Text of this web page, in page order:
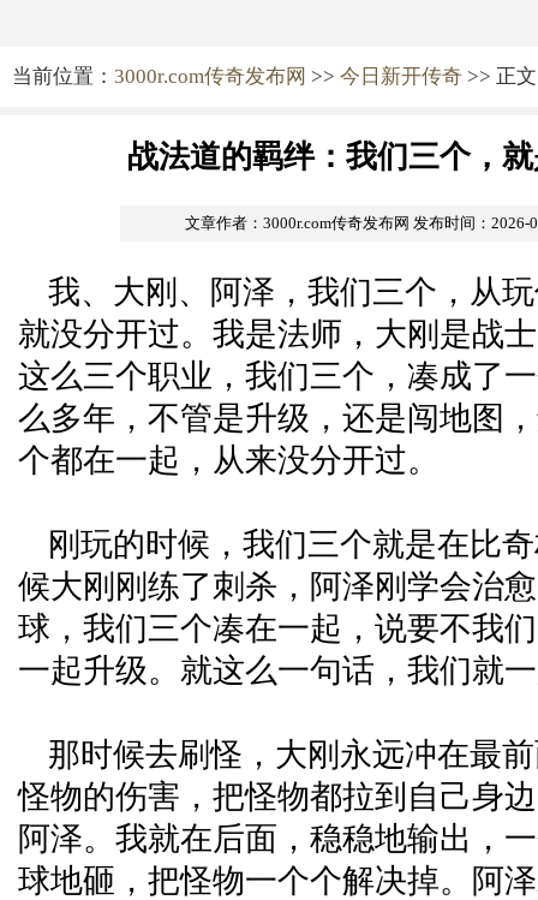
当前位置： 3000r.com传奇发布网 >> 今日新开传奇 >> 正文
战法道的羁绊：我们三个，
文章作者：3000r.com传奇发布网 发布时间：2026-
我、大刚、阿泽，我们三个，从
就没分开过。我是法师，大刚是战
这么三个职业，我们三个，凑成了
么多年，不管是升级，还是闯地图
个都在一起，从来没分开过。
刚玩的时候，我们三个就是在比
候大刚刚练了刺杀，阿泽刚学会治
球，我们三个凑在一起，说要不我
一起升级。就这么一句话，我们就
那时候去刷怪，大刚永远冲在最
怪物的伤害，把怪物都拉到自己身
阿泽。我就在后面，稳稳地输出，
球地砸，把怪物一个个解决掉。阿